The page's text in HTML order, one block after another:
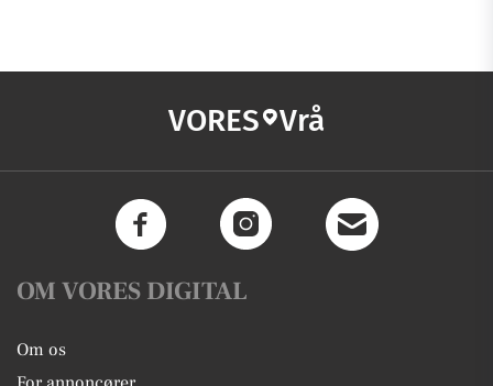
VORES Vrå
OM VORES DIGITAL
Om os